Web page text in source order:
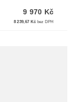
9 970 Kč
8 239,67 Kč bez DPH